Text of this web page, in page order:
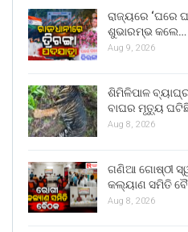
ରାଜ୍ୟରେ ‘ଘରେ
ଶୁଭାରମ୍ଭ କଲେ…
Aug 9, 2026
ଶିମିଳିପାଳ
ବାଘର ମୃତ୍ୟୁ
Aug 8, 2026
ଗଣିଆ ଗୋଷ୍ଠୀ
କଲ୍ୟାଣ ସମିତି
Aug 8, 2026